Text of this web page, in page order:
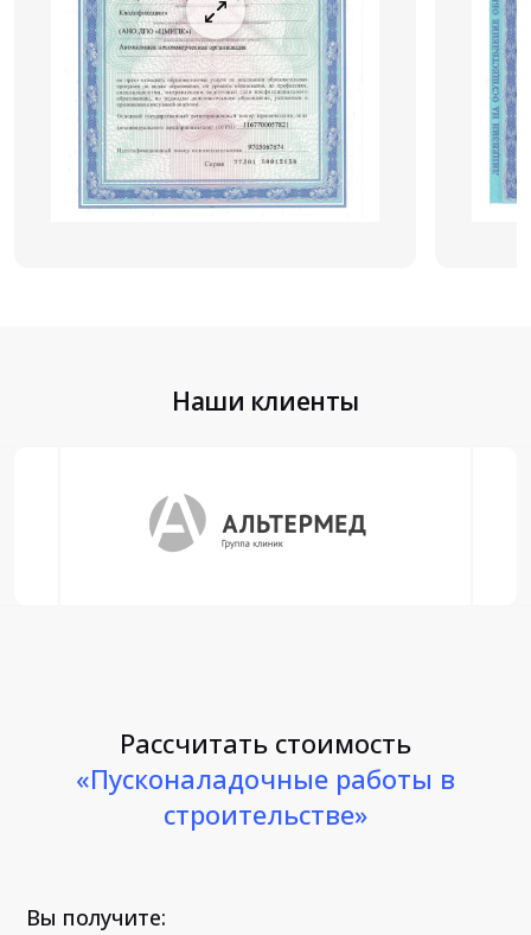
Наши клиенты
Рассчитать стоимость
«Пусконаладочные работы в
строительстве»
Вы получите: